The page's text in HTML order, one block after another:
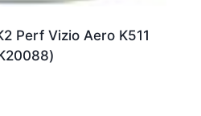
Perf Vizio Aero K511